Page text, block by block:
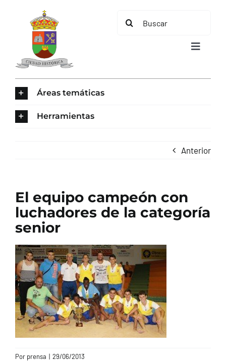
contenido
Buscar:
Toggle
TURISMO
Áreas temáticas
Herramientas
Anterior
El equipo campeón con
luchadores de la categoría
senior
Por prensa | 29/06/2013